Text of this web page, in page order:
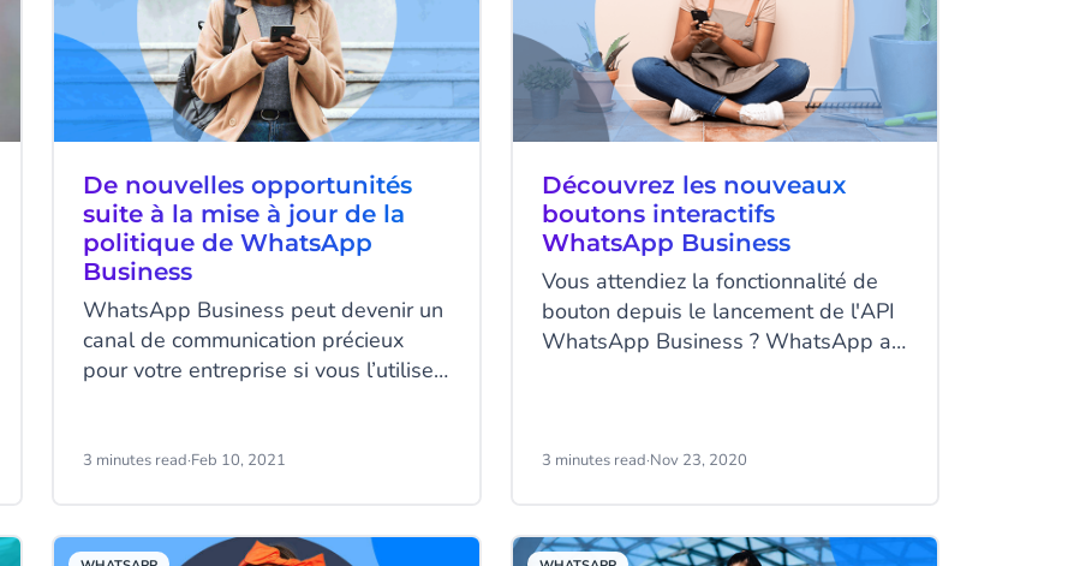
De nouvelles opportunités
suite à la mise à jour de la
politique de WhatsApp
Business
WhatsApp Business peut devenir un
canal de communication précieux
pour votre entreprise si vous l’utilisez
politique de WhatsApp Business afin
WhatsApp sont pertinentes pour le
3 minutes read·Feb 10, 2021
Découvrez les nouveaux
boutons interactifs
WhatsApp Business
Vous attendiez la fonctionnalité de
bouton depuis le lancement de l'API
WhatsApp Business ? WhatsApp a
des boutons pour des réponses
parcours client fluide et nous vous
3 minutes read·Nov 23, 2020